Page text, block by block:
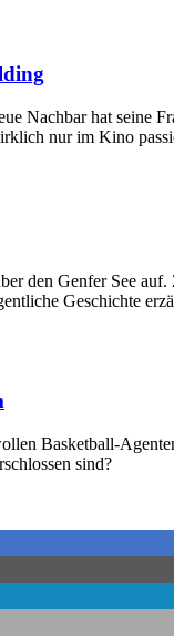
Nachbar hat seine
nur im Kino
den Genfer See
Geschichte
Basketball-
sind?